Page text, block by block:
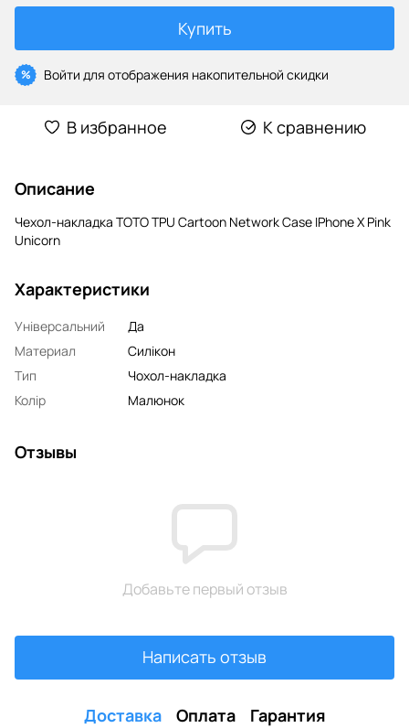
Купить
% Войти для отображения накопительной скидки
В избранное К сравнению
Описание
Чехол-накладка TOTO TPU Сartoon Network Case IPhone X Pink
Unicorn
Характеристики
Універсальний
Да
Материал
Силікон
Тип
Чохол-накладка
Колір
Малюнок
Отзывы
Добавьте первый отзыв
Написать отзыв
Доставка Оплата Гарантия